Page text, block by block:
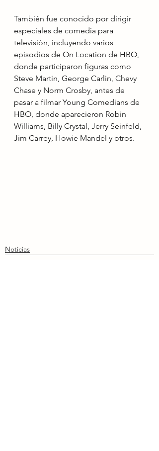
También fue conocido por dirigir
especiales de comedia para
televisión, incluyendo varios
episodios de On Location de HBO,
donde participaron figuras como
Steve Martin, George Carlin, Chevy
Chase y Norm Crosby, antes de
pasar a filmar Young Comedians de
HBO, donde aparecieron Robin
Williams, Billy Crystal, Jerry Seinfeld,
Jim Carrey, Howie Mandel y otros.
Noticias